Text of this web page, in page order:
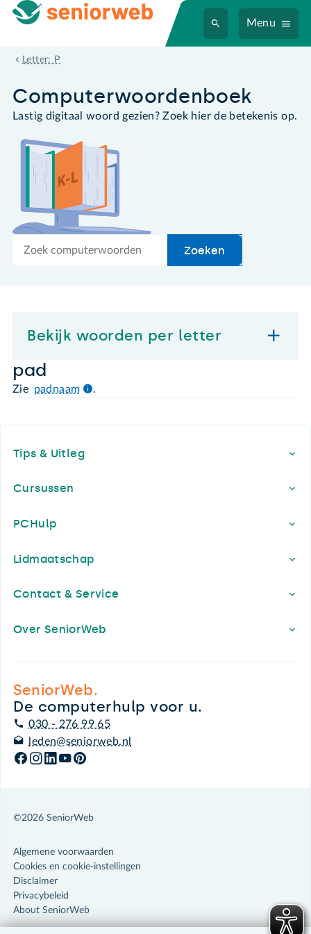
Menu
Letter: P
pad
Computer­woordenboek
Lastig digitaal woord gezien? Zoek hier de betekenis op.
Zoek
Zoeken
Bekijk woorden per letter
pad
Zie padnaam .
Tips & Uitleg
Cursussen
PCHulp
Lidmaatschap
Contact & Service
Over SeniorWeb
SeniorWeb.
De computerhulp voor u.
030 - 276 99 65
leden@seniorweb.nl
©2026 SeniorWeb
Algemene voorwaarden
Cookies en cookie-instellingen
Disclaimer
Privacybeleid
About SeniorWeb